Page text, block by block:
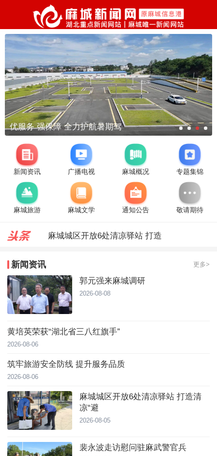
优服务 强保障 全力护航暑期驾
新闻资讯 广播电视 麻城概况 专题集锦
麻城旅游 麻城文学 通知公告 敬请期待
郭元强来麻城调研
新闻资讯 更多>
郭元强来麻城调研
2026-08-08
黄培英荣获“湖北省三八红旗手”
2026-08-06
筑牢旅游安全防线 提升服务品质
2026-08-06
麻城城区开放6处清凉驿站 打造清
凉“避
2026-08-05
裴永波走访慰问驻麻武警官兵